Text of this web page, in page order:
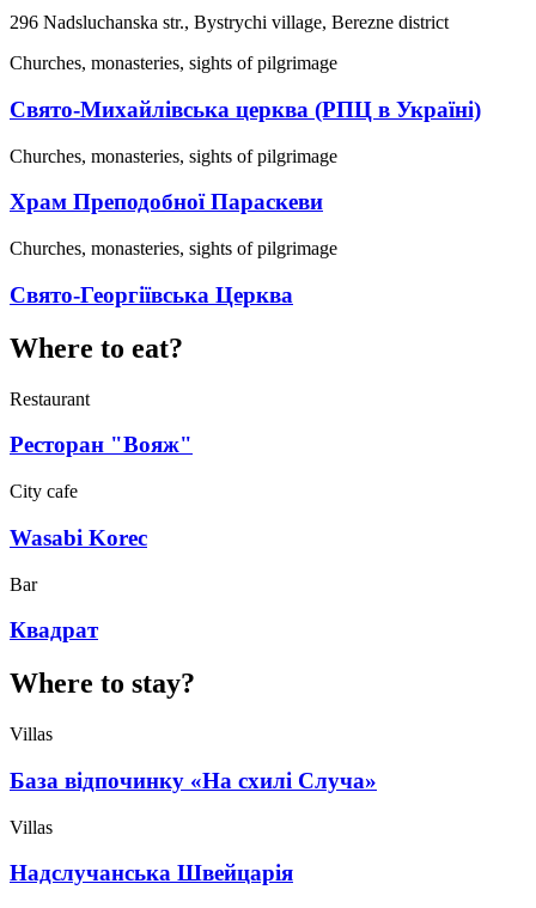
296 Nadsluchanska str., Bystrychi village, Berezne district
Churches, monasteries, sights of pilgrimage
Свято-Михайлівська церква (РПЦ в Україні)
Churches, monasteries, sights of pilgrimage
Храм Преподобної Параскеви
Churches, monasteries, sights of pilgrimage
Свято-Георгіївська Церква
Where to eat?
Restaurant
Ресторан "Вояж"
City cafe
Wasabi Korec
Bar
Квадрат
Where to stay?
Villas
База відпочинку «На схилі Случа»
Villas
Надслучанська Швейцарія